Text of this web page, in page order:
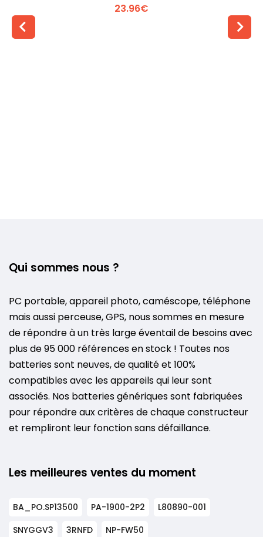
23.96€
Qui sommes nous ?
PC portable, appareil photo, caméscope, téléphone
mais aussi perceuse, GPS, nous sommes en mesure
de répondre à un très large éventail de besoins avec
plus de 95 000 références en stock ! Toutes nos
batteries sont neuves, de qualité et 100%
compatibles avec les appareils qui leur sont
associés. Nos batteries génériques sont fabriquées
pour répondre aux critères de chaque constructeur
et rempliront leur fonction sans défaillance.
Les meilleures ventes du moment
BA_PO.SP13500 PA-1900-2P2
L80890-001
SNYGGV3
3RNFD NP-FW50